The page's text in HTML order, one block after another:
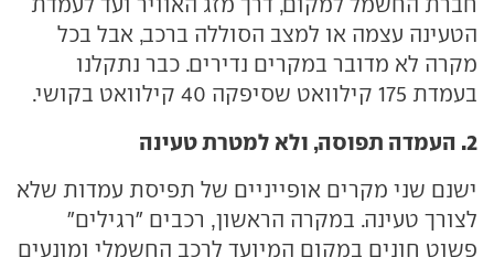
הטעינה עצמה או למצב הסוללה ברכב, אבל בכל
מקרה לא מדובר במקרים נדירים. כבר נתקלנו
בעמדת 175 קילוואט שסיפקה 40 קילוואט בקושי.
2. העמדה תפוסה, ולא למטרת טעינה
ישנם שני מקרים אופייניים של תפיסת עמדות שלא
לצורך טעינה. במקרה הראשון, רכבים "רגילים"
פשוט חונים במקום המיועד לרכב החשמלי ומונעים